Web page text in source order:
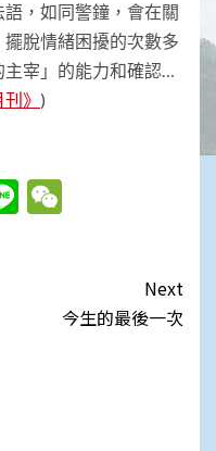
，如同警鐘，會在關
脫情緒困擾的次數多
主宰」的能力和確認…
》 )
Line
Next
今生的最後一次